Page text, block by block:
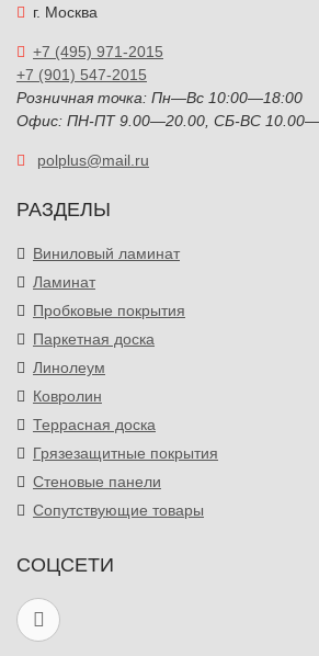
г. Москва
+7 (495) 971-2015
+7 (901) 547-2015
Розничная точка: Пн—Вс 10:00—18:00
Офис: ПН-ПТ 9.00—20.00, СБ-ВС
polplus@mail.ru
РАЗДЕЛЫ
Виниловый ламинат
Ламинат
Пробковые покрытия
Паркетная доска
Линолеум
Ковролин
Террасная доска
Грязезащитные покрытия
Стеновые панели
Сопутствующие товары
СОЦСЕТИ